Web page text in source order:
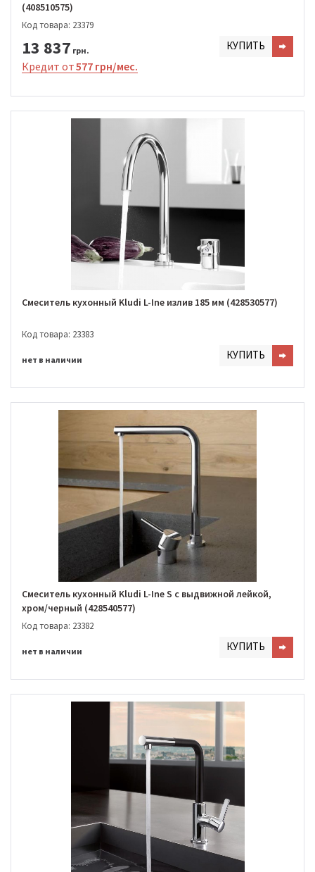
(408510575)
Код товара: 23379
13 837 грн. КУПИТЬ
Кредит от577 грн/мес.
Смеситель кухонный Kludi L-Ine излив 185 мм (428530577)
Код товара: 23383
нет в наличии КУПИТЬ
Смеситель кухонный Kludi L-Ine S с выдвижной лейкой,
хром/черный (428540577)
Код товара: 23382
нет в наличии КУПИТЬ